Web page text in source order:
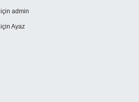
için admin
için Ayaz